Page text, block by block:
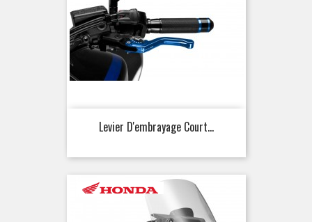
Levier D'embrayage Court...